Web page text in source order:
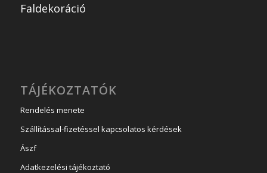
Faldekoráció
TÁJÉKOZTATÓK
Rendelés menete
Szállítással-fizetéssel kapcsolatos kérdések
Ászf
Adatkezelési tájékoztató